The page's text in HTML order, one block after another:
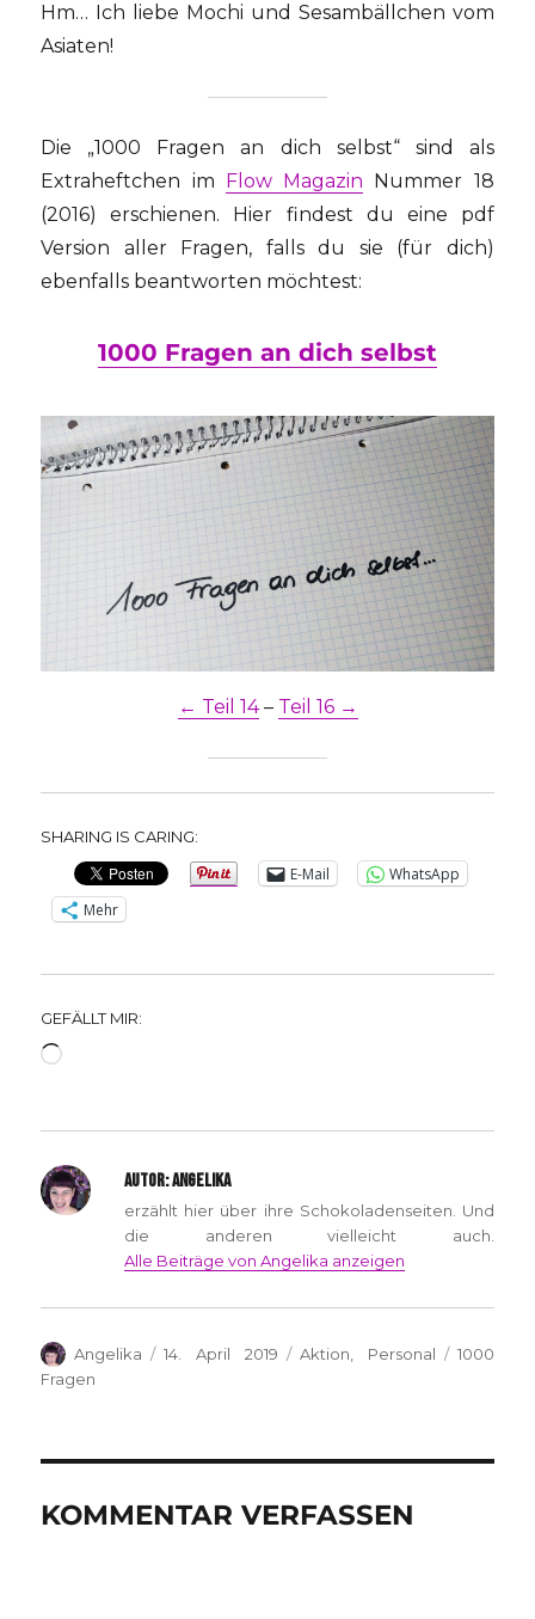
Hm… Ich liebe Mochi und Sesambällchen vom
Asiaten!
Die „1000 Fragen an dich selbst“ sind als
Extraheftchen im
Flow Magazin Nummer 18
(2016) erschienen. Hier findest du eine pdf
Version aller Fragen, falls du sie (für dich)
ebenfalls beantworten möchtest:
1000 Fragen an dich selbst
← Teil 14– Teil 16 →
SHARING IS CARING:
E-Mail
WhatsApp
Mehr
GEFÄLLT MIR:
Wird
AUTOR:ANGELIKA
erzählt hier über ihre Schokoladenseiten. Und
die anderen vielleicht auch.
Alle Beiträge von Angelika anzeigen
Autor
Angelika
Veröffentlicht
14. April 2019 Kategorien
Aktion Personal
1000
Fragen
KOMMENTAR VERFASSEN